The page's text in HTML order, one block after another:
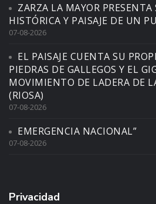
ZARZA LA MAYOR
HISTÓRICA Y PAISAJE DE UN
07-08-2026
EL PAISAJE CUENTA SU
PIEDRAS DE GALLEGOS Y EL
MOVIMIENTO DE LADERA DE
(RIOSA)
07-08-2026
EMERGENCIA NACIONAL”
07-08-2026
Privacidad